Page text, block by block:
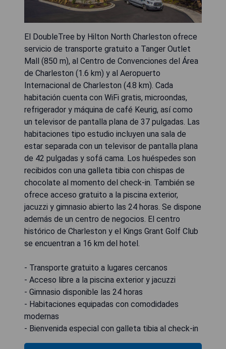
El DoubleTree by Hilton North Charleston ofrece
servicio de transporte gratuito a Tanger Outlet
Mall (850 m), al Centro de Convenciones del Área
de Charleston (1.6 km) y al Aeropuerto
Internacional de Charleston (4.8 km). Cada
habitación cuenta con WiFi gratis, microondas,
refrigerador y máquina de café Keurig, así como
un televisor de pantalla plana de 37 pulgadas. Las
habitaciones tipo estudio incluyen una sala de
estar separada con un televisor de pantalla plana
de 42 pulgadas y sofá cama. Los huéspedes son
recibidos con una galleta tibia con chispas de
chocolate al momento del check-in. También se
ofrece acceso gratuito a la piscina exterior,
jacuzzi y gimnasio abierto las 24 horas. Se dispone
además de un centro de negocios. El centro
histórico de Charleston y el Kings Grant Golf Club
se encuentran a 16 km del hotel.
- Transporte gratuito a lugares cercanos
- Acceso libre a la piscina exterior y jacuzzi
- Gimnasio disponible las 24 horas
- Habitaciones equipadas con comodidades
modernas
- Bienvenida especial con galleta tibia al check-in